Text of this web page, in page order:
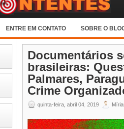
ENTRE EM CONTATO SOBRE O
Documentários
brasileiras:
Palmares,
Crime
quinta-feira, abril 04, 2019